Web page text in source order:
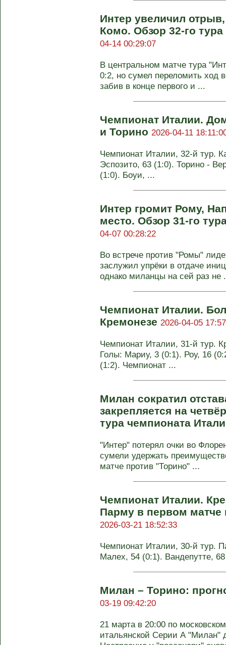
Интер увеличил
Комо. Обзор 32-го
04-14 00:29:07
В центральном матче тура
0:2, но сумел переломить ход
забив в конце первого и ...
Чемпионат Италии.
и Торино 2026-04-11
Чемпионат Италии, 32-й тур.
Эспозито, 63 (1:0). Торино -
(1:0). Боуи, ...
Интер громит Рому,
место. Обзор 31-го
04-07 00:28:22
Во встрече против "Ромы"
заслужил упрёки в отдаче
однако миланцы на сей раз не
Чемпионат Италии.
Кремонезе 2026-04-05
Чемпионат Италии, 31-й тур.
Голы: Мариу, 3 (0:1). Роу, 16
(1:2). Чемпионат ...
Милан сократил
закрепляется на
тура чемпионата
"Интер" потерял очки во
сумели удержать
матче против "Торино" ...
Чемпионат Италии.
Парму в первом
2026-03-21 18:52:33
Чемпионат Италии, 30-й тур.
Малех, 54 (0:1). Вандепутте,
Милан – Торино:
03-19 09:42:20
21 марта в 20:00 по
итальянской Серии А "Милан"